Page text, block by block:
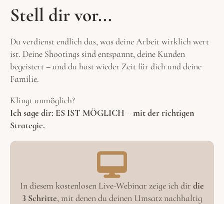
Stell dir vor...
Du verdienst endlich das, was deine Arbeit wirklich wert
ist. Deine Shootings sind entspannt, deine Kunden
begeistert – und du hast wieder Zeit für dich und deine
Familie.
Klingt unmöglich?
Ich sage dir: ES IST MÖGLICH – mit der richtigen
Strategie.
In diesem kostenlosen Live-Webinar zeige ich dir die
3 Schritte, mit denen du deinen Umsatz nachhaltig